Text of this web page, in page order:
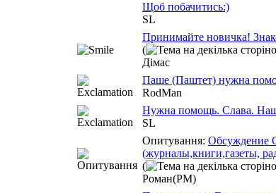
Щоб побачитись:)
SL
Принимайте новичка!
(
Дімас
Паше (Паштет) нужна
RodMan
Нужна помощь. Слава.
SL
Опитування: Обсуждение
(журналы,книги,газеты,
(
Роман(РМ)